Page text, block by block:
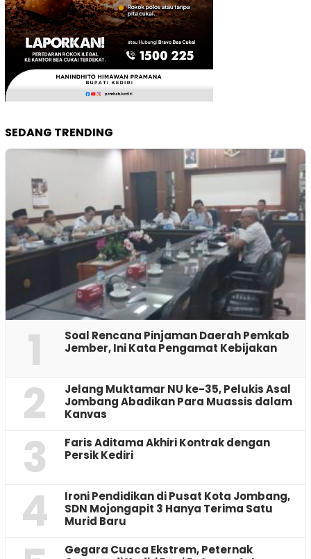
SEDANG TRENDING
1
‎Soal Rencana Pinjaman Daerah Pemkab
Jember, Ini Kata Pengamat Kebijakan ‎
2
Jelang Muktamar NU ke-35, Pelukis Asal
Jombang Abadikan Para Muassis dalam
Kanvas
3
Faris Aditama Akhiri Kontrak dengan
Persik Kediri
4
Ironi Pendidikan di Pusat Kota Jombang,
SDN Mojongapit 3 Hanya Terima Satu
Murid Baru
‎Gegara Cuaca Ekstrem, Peternak